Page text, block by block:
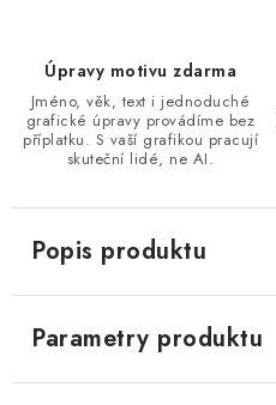
Úpravy motivu zdarma
Jméno, věk, text i jednoduché
grafické úpravy provádíme bez
příplatku. S vaší grafikou pracují
skuteční lidé, ne AI.
Popis produktu
Parametry produktu